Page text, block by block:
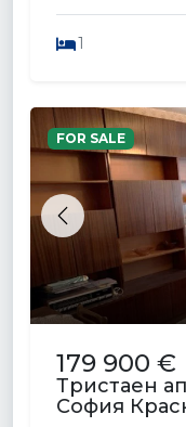
1
Previous
FOR SALE
179 900 €
Тристаен
София